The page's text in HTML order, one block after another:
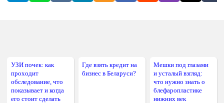
УЗИ почек: как
проходит
обследование, что
показывает и когда
его стоит сделать
Где взять кредит на
бизнес в Беларуси?
Мешки под глазами
и усталый взгляд:
что нужно знать о
блефаропластике
нижних век